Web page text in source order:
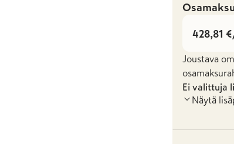
428,81
Joustava
Ei valittuja
Näytä